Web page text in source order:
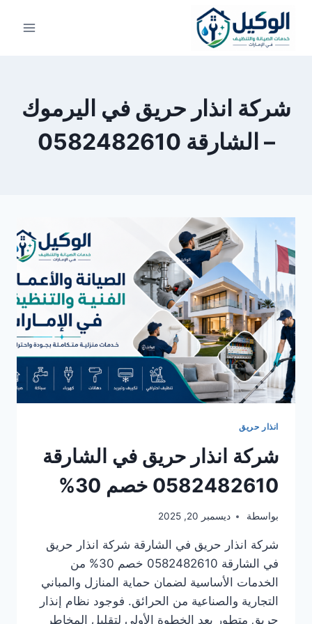
التجاوز
المحتوى
شركة انذار حريق في اليرموك
– الشارقة 0582482610
انذار حريق
شركة انذار حريق في الشارقة
0582482610 خصم 30%
بواسطة ديسمبر 20, 2025
شركة انذار حريق في الشارقة شركة انذار حريق
في الشارقة 0582482610 خصم 30% من
الخدمات الأساسية لضمان حماية المنازل والمباني
التجارية والصناعية من الحرائق. فوجود نظام إنذار
حريق متطور يعد الخطوة الأولى لتقليل المخاطر